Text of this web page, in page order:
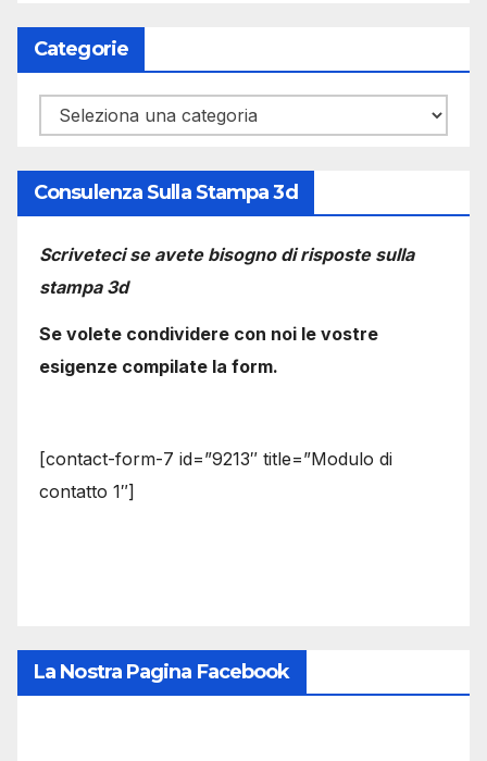
Categorie
Categorie
Consulenza Sulla Stampa 3d
Scriveteci se avete bisogno di risposte sulla
stampa 3d
Se volete condividere con noi le vostre
esigenze compilate la form.
[contact-form-7 id=”9213″ title=”Modulo di
contatto 1″]
La Nostra Pagina Facebook